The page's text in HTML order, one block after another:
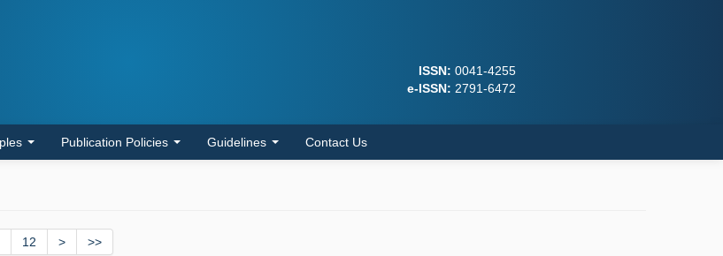
ISSN: 0041-4255
e-ISSN: 2791-6472
Publication Policies Guidelines Contact Us
12 > >>